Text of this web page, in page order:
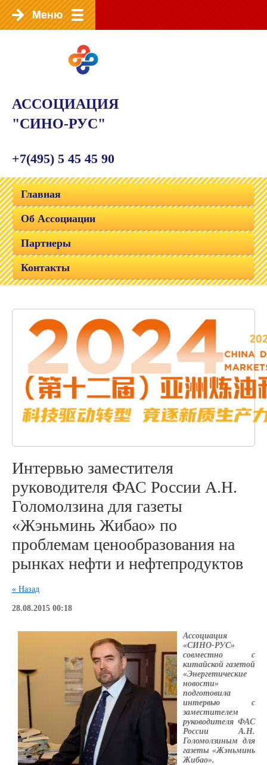
АССОЦИАЦИЯ
"СИНО-РУС"
+7(495) 5 45 45 90
Главная
Об Ассоциации
Партнеры
Контакты
Интервью заместителя
руководителя ФАС России А.Н.
Голомолзина для газеты
«Жэньминь Жибао» по
проблемам ценообразования на
рынках нефти и нефтепродуктов
« Назад
28.08.2015 00:18
Ассоциация
«СИНО-РУС»
совместно с
китайской газетой
«Энергетические
новости»
подготовила
интервью с
заместителем
руководителя ФАС
России А.Н.
Голомолзиным для
газеты «Жэньминь
Жибао».